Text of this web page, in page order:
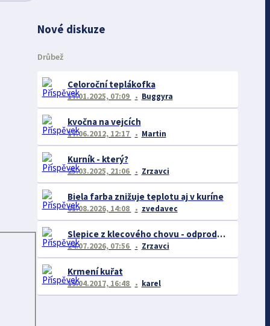
Nové diskuze
Drůbež
Celoroční teplákofka
17.01.2025, 07:09 Buggyra
kvočna na vejcích
17.06.2012, 12:17 Martin
Kurník - který?
25.03.2025, 21:06 Zrzavci
Biela farba znižuje teplotu aj v kuríne
01.08.2026, 14:08 zvedavec
Slepice z klecového chovu - odprodej prosinec/listopad
24.07.2026, 07:56 Zrzavci
Krmení kuřat
19.04.2017, 16:48 karel